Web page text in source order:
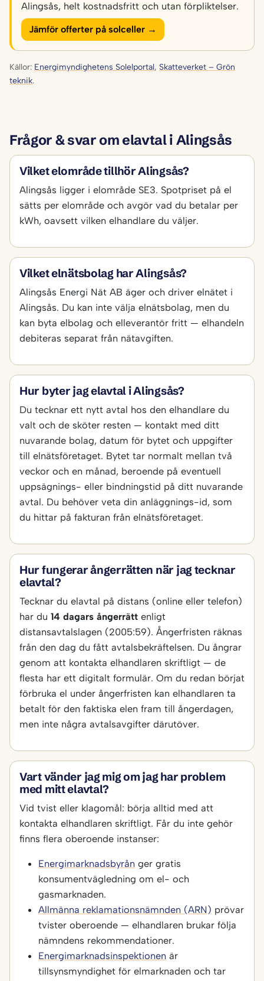
Alingsås, helt kostnadsfritt och utan förpliktelser.
Jämför offerter på solceller →
Källor: Energimyndighetens Solelportal, Skatteverket – Grön
teknik.
Frågor & svar om elavtal i Alingsås
Vilket elområde tillhör Alingsås?
Alingsås ligger i elområde SE3. Spotpriset på el
sätts per elområde och avgör vad du betalar per
kWh, oavsett vilken elhandlare du väljer.
Vilket elnätsbolag har Alingsås?
Alingsås Energi Nät AB äger och driver elnätet i
Alingsås. Du kan inte välja elnätsbolag, men du
kan byta elbolag och elleverantör fritt — elhandeln
debiteras separat från nätavgiften.
Hur byter jag elavtal i Alingsås?
Du tecknar ett nytt avtal hos den elhandlare du
valt och de sköter resten — kontakt med ditt
nuvarande bolag, datum för bytet och uppgifter
till elnätsföretaget. Bytet tar normalt mellan två
veckor och en månad, beroende på eventuell
uppsägnings- eller bindningstid på ditt nuvarande
avtal. Du behöver veta din anläggnings-id, som
du hittar på fakturan från elnätsföretaget.
Hur fungerar ångerrätten när jag tecknar
elavtal?
Tecknar du elavtal på distans (online eller telefon)
har du 14 dagars ångerrätt enligt
distansavtalslagen (2005:59). Ångerfristen räknas
från den dag du fått avtalsbekräftelsen. Du ångrar
genom att kontakta elhandlaren skriftligt — de
flesta har ett digitalt formulär. Om du redan börjat
förbruka el under ångerfristen kan elhandlaren ta
betalt för den faktiska elen fram till ångerdagen,
men inte några avtalsavgifter därutöver.
Vart vänder jag mig om jag har problem
med mitt elavtal?
Vid tvist eller klagomål: börja alltid med att
kontakta elhandlaren skriftligt. Får du inte gehör
finns flera oberoende instanser:
Energimarknadsbyrån ger gratis
konsumentvägledning om el- och
gasmarknaden.
Allmänna reklamationsnämnden (ARN) prövar
tvister oberoende — elhandlaren brukar följa
nämndens rekommendationer.
Energimarknadsinspektionen är
tillsynsmyndighet för elmarknaden och tar